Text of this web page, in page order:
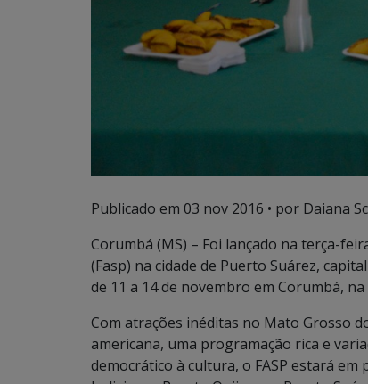
Publicado em 03 nov 2016 • por Daiana
Corumbá (MS) – Foi lançado na terça-
(Fasp) na cidade de Puerto Suárez,
de 11 a 14 de novembro em Corumbá,
Com atrações inéditas no Mato Grosso
americana, uma programação rica e
democrático à cultura, o FASP estará